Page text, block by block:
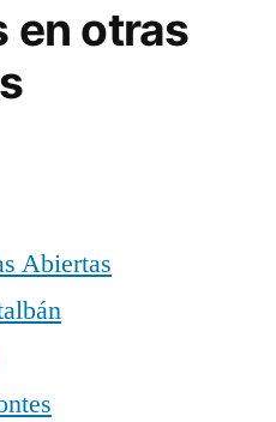
en otras
Abiertas